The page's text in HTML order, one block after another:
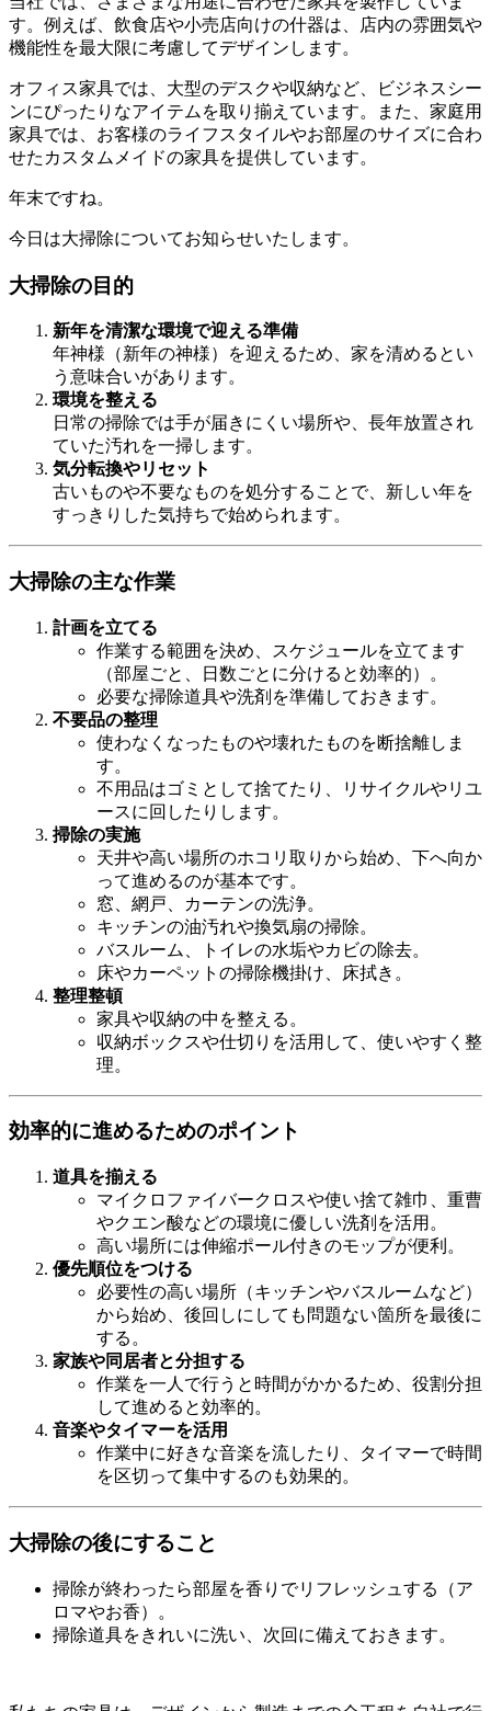
す。例えば、飲食店や小売店向けの什器は、店内の雰囲気や
機能性を最大限に考慮してデザインします。
オフィス家具では、大型のデスクや収納など、ビジネスシー
ンにぴったりなアイテムを取り揃えています。また、家庭用
家具では、お客様のライフスタイルやお部屋のサイズに合わ
せたカスタムメイドの家具を提供しています。
年末ですね。
今日は大掃除についてお知らせいたします。
大掃除の目的
新年を清潔な環境で迎える準備
年神様（新年の神様）を迎えるため、家を清めるとい
う意味合いがあります。
環境を整える
日常の掃除では手が届きにくい場所や、長年放置され
ていた汚れを一掃します。
気分転換やリセット
古いものや不要なものを処分することで、新しい年を
すっきりした気持ちで始められます。
大掃除の主な作業
計画を立てる
作業する範囲を決め、スケジュールを立てます
（部屋ごと、日数ごとに分けると効率的）。
必要な掃除道具や洗剤を準備しておきます。
不要品の整理
使わなくなったものや壊れたものを断捨離しま
す。
不用品はゴミとして捨てたり、リサイクルやリユ
ースに回したりします。
掃除の実施
天井や高い場所のホコリ取りから始め、下へ向か
って進めるのが基本です。
窓、網戸、カーテンの洗浄。
キッチンの油汚れや換気扇の掃除。
バスルーム、トイレの水垢やカビの除去。
床やカーペットの掃除機掛け、床拭き。
整理整頓
家具や収納の中を整える。
収納ボックスや仕切りを活用して、使いやすく整
理。
効率的に進めるためのポイント
道具を揃える
マイクロファイバークロスや使い捨て雑巾、重曹
やクエン酸などの環境に優しい洗剤を活用。
高い場所には伸縮ポール付きのモップが便利。
優先順位をつける
必要性の高い場所（キッチンやバスルームなど）
から始め、後回しにしても問題ない箇所を最後に
する。
家族や同居者と分担する
作業を一人で行うと時間がかかるため、役割分担
して進めると効率的。
音楽やタイマーを活用
作業中に好きな音楽を流したり、タイマーで時間
を区切って集中するのも効果的。
大掃除の後にすること
掃除が終わったら部屋を香りでリフレッシュする（ア
ロマやお香）。
掃除道具をきれいに洗い、次回に備えておきます。